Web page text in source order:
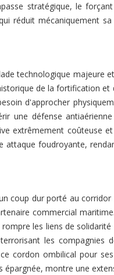
stratégique, le
réduit mécaniquement
technologique majeure
de la fortification
d'approcher
une défense
extrêmement coûteuse
foudroyante,
coup dur porté au
commercial
les liens de
les compagnies
cordon ombilical pour
montre une